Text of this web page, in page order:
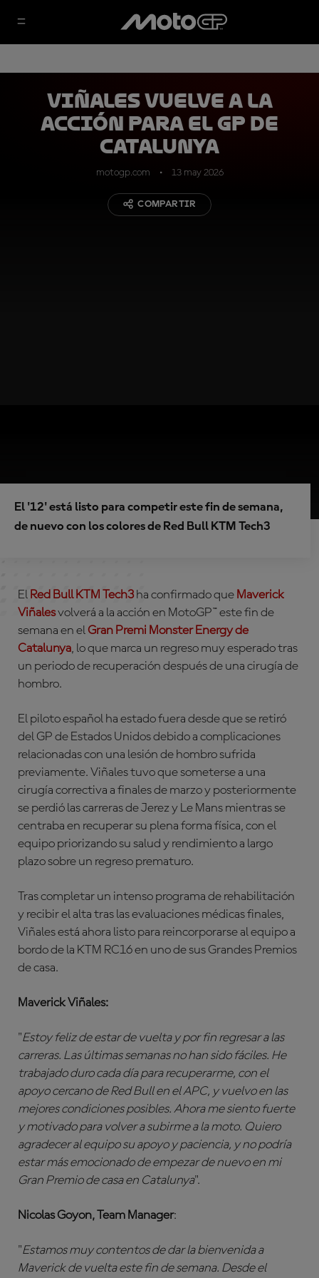
Viñales vuelve a la
acción para el GP de
Catalunya
motogp.com 13 may 2026
COMPARTIR
El '12' está listo para competir este fin de semana,
de nuevo con los colores de Red Bull KTM Tech3
El Red Bull KTM Tech3ha confirmado que Maverick
Viñalesvolverá a la acción en MotoGP™ este fin de
semana en elGran Premi Monster Energy de
Catalunya, lo que marca un regreso muy esperado tras
un periodo de recuperación después de una cirugía de
hombro.
El piloto español ha estado fuera desde que se retiró
del GP de Estados Unidos debido a complicaciones
relacionadas con una lesión de hombro sufrida
previamente. Viñales tuvo que someterse a una
cirugía correctiva a finales de marzo y posteriormente
se perdió las carreras de Jerez y Le Mans mientras se
centraba en recuperar su plena forma física, con el
equipo priorizando su salud y rendimiento a largo
plazo sobre un regreso prematuro.
Tras completar un intenso programa de rehabilitación
y recibir el alta tras las evaluaciones médicas finales,
Viñales está ahora listo para reincorporarse al equipo a
bordo de la KTM RC16 en uno de sus Grandes Premios
de casa.
Maverick Viñales:
"Estoy feliz de estar de vuelta y por fin regresar a las
carreras. Las últimas semanas no han sido fáciles. He
trabajado duro cada día para recuperarme, con el
apoyo cercano de Red Bull en el APC, y vuelvo en las
mejores condiciones posibles. Ahora me siento fuerte
y motivado para volver a subirme a la moto. Quiero
agradecer al equipo su apoyo y paciencia, y no podría
estar más emocionado de empezar de nuevo en mi
Gran Premio de casa en Catalunya".
Nicolas Goyon, Team Manager:
"Estamos muy contentos de dar la bienvenida a
Maverick de vuelta este fin de semana. Desde el